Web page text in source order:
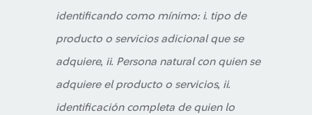
identificando como mínimo: i. tipo de
producto o servicios adicional que se
adquiere, ii. Persona natural con quien se
adquiere el producto o servicios, ii.
identificación completa de quien lo